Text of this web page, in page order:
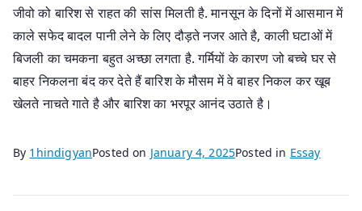
जीवो को बारिश से राहत की सांस मिलती है. मानसून के दिनों में आसमान में
काले सफेद बादल पानी लेने के लिए दौड़ते नजर आते है, काली घटाओं में
बिजली का चमकना बहुत अच्छा लगता है. गर्मियों के कारण जो बच्चे घर से
बाहर निकलना बंद कर देते हैं बारिश के मौसम में वे बाहर निकल कर खूब
खेलते नाचते गाते है और बारिश का भरपूर आनंद उठाते है।
By 1hindigyanPosted on January 4, 2025Posted in Essay